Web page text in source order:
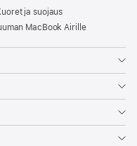
ja suojaus
MacBook Airille